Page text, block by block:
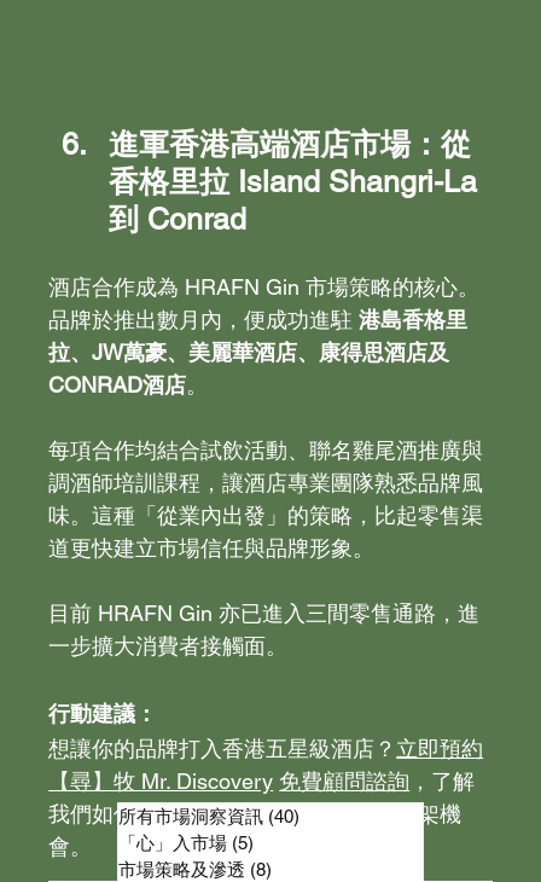
進軍香港高端酒店市場：從
香格里拉 Island Shangri-La
到 Conrad
酒店合作成為 HRAFN Gin 市場策略的核心。
品牌於推出數月內，便成功進駐 港島香格里
拉、JW萬豪、美麗華酒店、康得思酒店及
CONRAD酒店。
每項合作均結合試飲活動、聯名雞尾酒推廣與
調酒師培訓課程，讓酒店專業團隊熟悉品牌風
味。這種「從業內出發」的策略，比起零售渠
道更快建立市場信任與品牌形象。
目前 HRAFN Gin 亦已進入三間零售通路，進
一步擴大消費者接觸面。
行動建議：
想讓你的品牌打入香港五星級酒店？ 立即預約
【尋】牧 Mr. Discovery 免費顧問諮詢 ，了解
我們如何協助國際品牌高效取得酒店上架機
會。
所有市場洞察資訊 (40)
「心」入市場 (5)
市場策略及滲透 (8)